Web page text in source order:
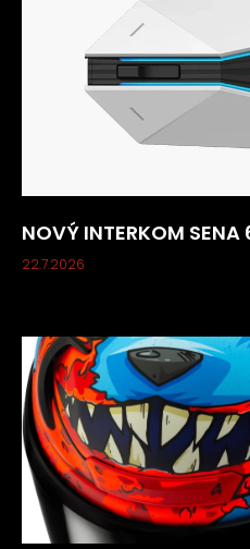
NOVÝ INTERKOM SENA
22.7.2026